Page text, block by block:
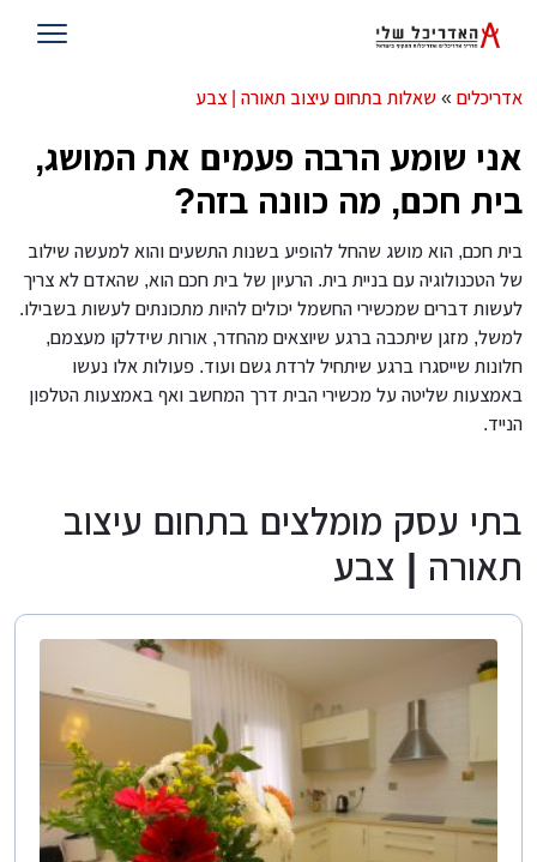
אדריכלים » שאלות בתחום עיצוב תאורה | צבע
אני שומע הרבה פעמים את המושג,
בית חכם, מה כוונה בזה?
בית חכם, הוא מושג שהחל להופיע בשנות התשעים והוא למעשה שילוב
של הטכנולוגיה עם בניית בית. הרעיון של בית חכם הוא, שהאדם לא צריך
לעשות דברים שמכשירי החשמל יכולים להיות מתכונתים לעשות בשבילו.
למשל, מזגן שיתכבה ברגע שיוצאים מהחדר, אורות שידלקו מעצמם,
חלונות שייסגרו ברגע שיתחיל לרדת גשם ועוד. פעולות אלו נעשו
באמצעות שליטה על מכשירי הבית דרך המחשב ואף באמצעות הטלפון
הנייד.
בתי עסק מומלצים בתחום עיצוב
תאורה | צבע